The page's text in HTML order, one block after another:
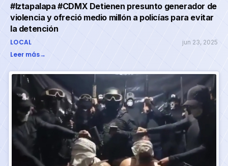
#Iztapalapa #CDMX Detienen presunto generador de
violencia y ofreció medio millón a policías para evitar
la detención
LOCAL jun 23, 2025
Leer más→